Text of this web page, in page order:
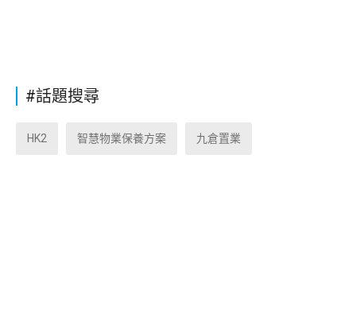
#話題搜尋
HK2 智慧物業保養方案 九倉置業